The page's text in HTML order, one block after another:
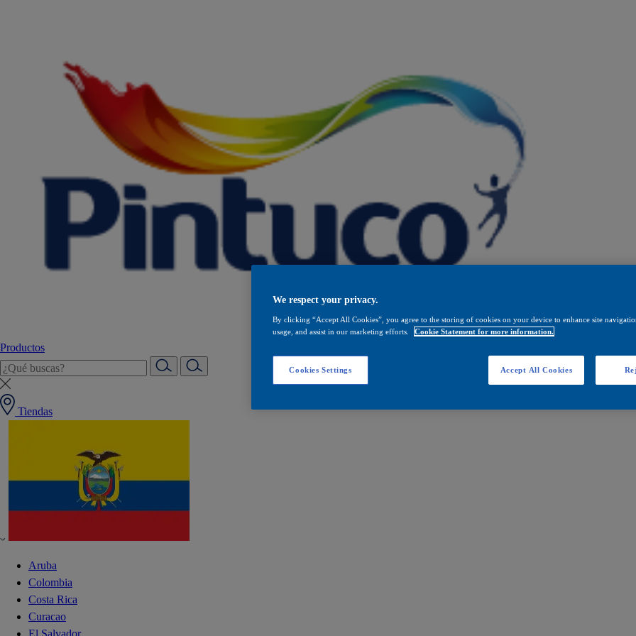
Productos
Tiendas
Aruba
Colombia
Costa Rica
Curacao
El Salvador
We respect your privacy.
By clicking “Accept All Cookies”, you agree to the storing of cookies on your device to enhance site
usage, and assist in our marketing efforts.
Cookie Statement for more information.
Cookies Settings Accept All Cookies